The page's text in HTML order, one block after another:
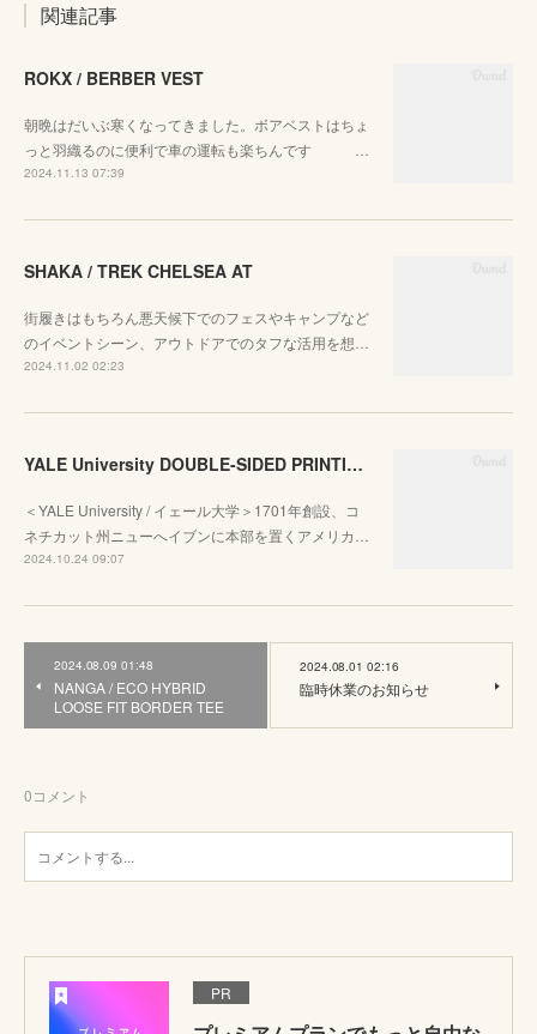
関連記事
ROKX / BERBER VEST
朝晩はだいぶ寒くなってきました。ボアベストはちょ
っと羽織るのに便利で車の運転も楽ちんです …
2024.11.13 07:39
SHAKA / TREK CHELSEA AT
街履きはもちろん悪天候下でのフェスやキャンプなど
のイベントシーン、アウトドアでのタフな活用を想…
2024.11.02 02:23
YALE University DOUBLE-SIDED PRINTING CREW SWEAT
＜YALE University / イェール大学＞1701年創設、コ
ネチカット州ニューへイブンに本部を置くアメリカ…
2024.10.24 09:07
2024.08.09 01:48
NANGA / ECO HYBRID
LOOSE FIT BORDER TEE
2024.08.01 02:16
臨時休業のお知らせ
0コメント
PR